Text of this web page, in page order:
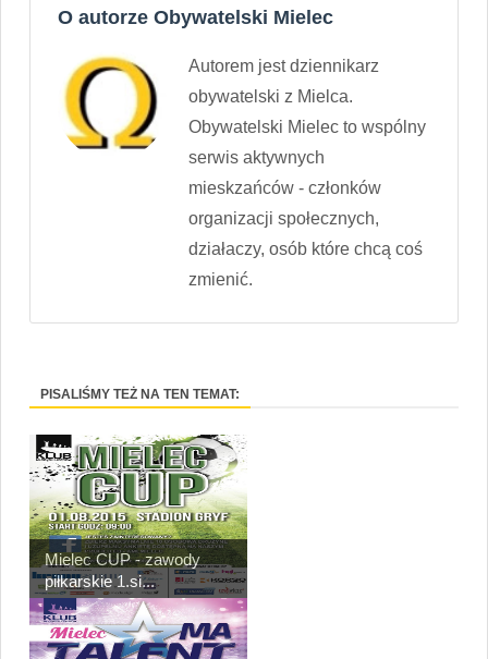
O autorze Obywatelski Mielec
Autorem jest dziennikarz
obywatelski z Mielca.
Obywatelski Mielec to wspólny
serwis aktywnych
mieskzańców - członków
organizacji społecznych,
działaczy, osób które chcą coś
zmienić.
PISALIŚMY TEŻ NA TEN TEMAT:
Mielec CUP - zawody
piłkarskie 1.si...